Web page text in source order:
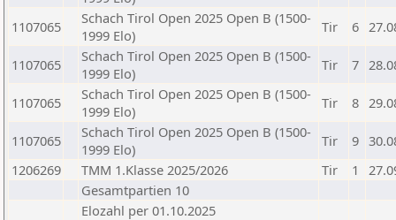
1107065
Schach Tirol Open 2025 Open B (1500-
1999 Elo)
Tir 6
1107065
Schach Tirol Open 2025 Open B (1500-
1999 Elo)
Tir 7
1107065
Schach Tirol Open 2025 Open B (1500-
1999 Elo)
Tir 8
1107065
Schach Tirol Open 2025 Open B (1500-
1999 Elo)
Tir 9
1206269
TMM 1.Klasse 2025/2026 Tir 1
Gesamtpartien 10
Elozahl per 01.10.2025